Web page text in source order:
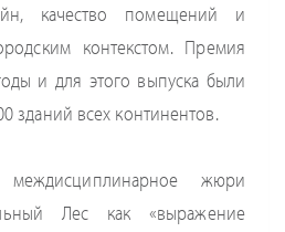
качество помещений и
контекстом. Премия
и для этого выпуска были
зданий всех континентов.
жюри
Лес как «выражение